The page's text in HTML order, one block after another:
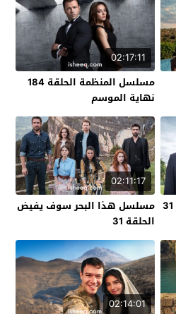
02:17:11
مسلسل المنظمة الحلقة 184
نهاية الموسم
02:11:17
مسلسل هذا البحر سوف يفيض
الحلقة 31
02:14:01